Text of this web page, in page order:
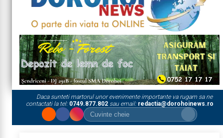
Daca sunteti martorul unor evenimente importante va rugam sa ne
contactati la tel: 0749.877.802sau email: redactia@dorohoinews.ro